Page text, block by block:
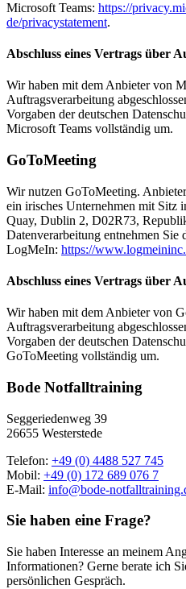
Microsoft Teams: https://
de/privacystatement.
Abschluss eines Vertrags über
Wir haben mit dem Anbieter von
Auftragsverarbeitung
Vorgaben der deutschen
Microsoft Teams vollständig um.
GoToMeeting
Wir nutzen GoToMeeting.
ein irisches Unternehmen mit Sitz
Quay, Dublin 2, D02R73,
Datenverarbeitung entnehmen Sie
LogMeIn: https://
Abschluss eines Vertrags über
Wir haben mit dem Anbieter von
Auftragsverarbeitung
Vorgaben der deutschen
GoToMeeting vollständig um.
Bode Notfalltraining
Seggeriedenweg 39
26655 Westerstede
Telefon: +49 (0) 4488 527 745
Mobil: +49 (0) 172 689 076 7
E-Mail: info@bode-
Sie haben eine Frage?
Sie haben Interesse an meinem
Informationen? Gerne berate ich
persönlichen Gespräch.